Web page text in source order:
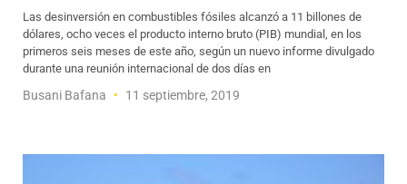
Las desinversión en combustibles fósiles alcanzó a 11 billones de
dólares, ocho veces el producto interno bruto (PIB) mundial, en los
primeros seis meses de este año, según un nuevo informe divulgado
durante una reunión internacional de dos días en
Busani Bafana 11 septiembre, 2019